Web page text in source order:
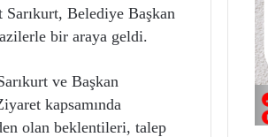
Belediye Başkan
bir araya geldi.
ve Başkan
kapsamında
olan beklentileri, talep